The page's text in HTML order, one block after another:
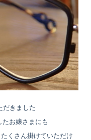
きました
お嬢さまにも
さん掛けていただけ